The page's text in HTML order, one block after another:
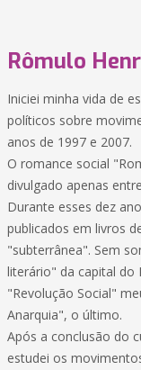
Rômulo
Iniciei minha vida de
políticos sobre
anos de 1997 e 2007.
O romance social
divulgado apenas
Durante esses dez
publicados em livros
"subterrânea". Sem
literário" da capital do
"Revolução Social"
Anarquia", o último.
Após a conclusão do
estudei os